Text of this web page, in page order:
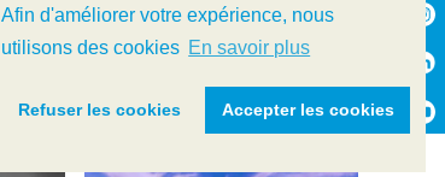
Afin d'améliorer votre expérience, nous
utilisons des cookies En savoir plus
Refuser les cookies Accepter les cookies